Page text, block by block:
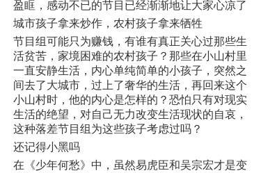
盈眶，感动不已的节目已经渐渐地让大家心凉了
城市孩子拿来炒作，农村孩子拿来牺牲
节目组可能只为赚钱，有谁有真正关心过那些生
活贫苦，家境困难的农村孩子？那些在小山村里
一直安静生活，内心单纯简单的小孩子，突然之
间去了大城市，过上了奢华的生活，再回来这个
小山村时，他的内心是怎样的？恐怕只有对现实
生活的绝望，对自己无力改变生活现状的自哀，
这种落差节目组为这些孩子考虑过吗？
还记得小黑吗
在《少年何愁》中，虽然易虎臣和吴宗宏才是变